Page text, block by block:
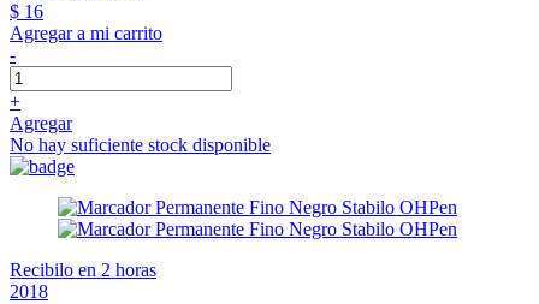
$ 16
Agregar a mi carrito
-
+
Agregar
No hay suficiente stock disponible
Recibilo en 2 horas
2018